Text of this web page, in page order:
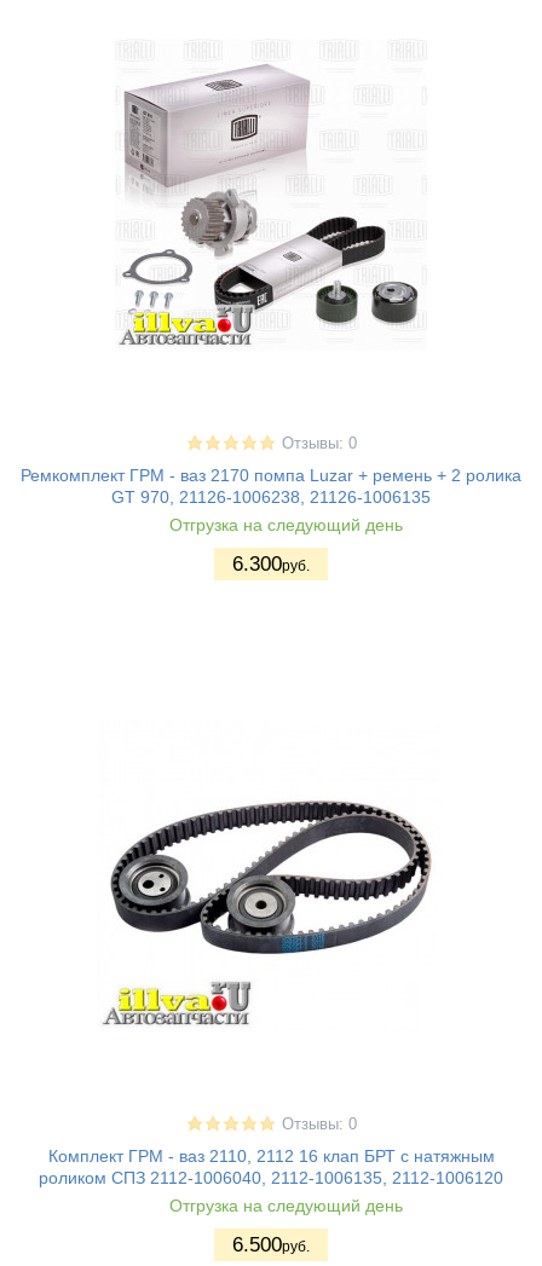
Отзывы: 0
Ремкомплект ГРМ - ваз 2170 помпа Luzar + ремень + 2 ролика
GT 970, 21126-1006238, 21126-1006135
Отгрузка на следующий день
6.300руб.
Отзывы: 0
Комплект ГРМ - ваз 2110, 2112 16 клап БРТ с натяжным
роликом СПЗ 2112-1006040, 2112-1006135, 2112-1006120
Отгрузка на следующий день
6.500руб.